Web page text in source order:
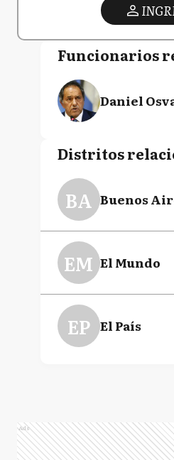
Funcionarios
Daniel
Distritos
BA Buenos
EM El Mundo
EP El País
Ads